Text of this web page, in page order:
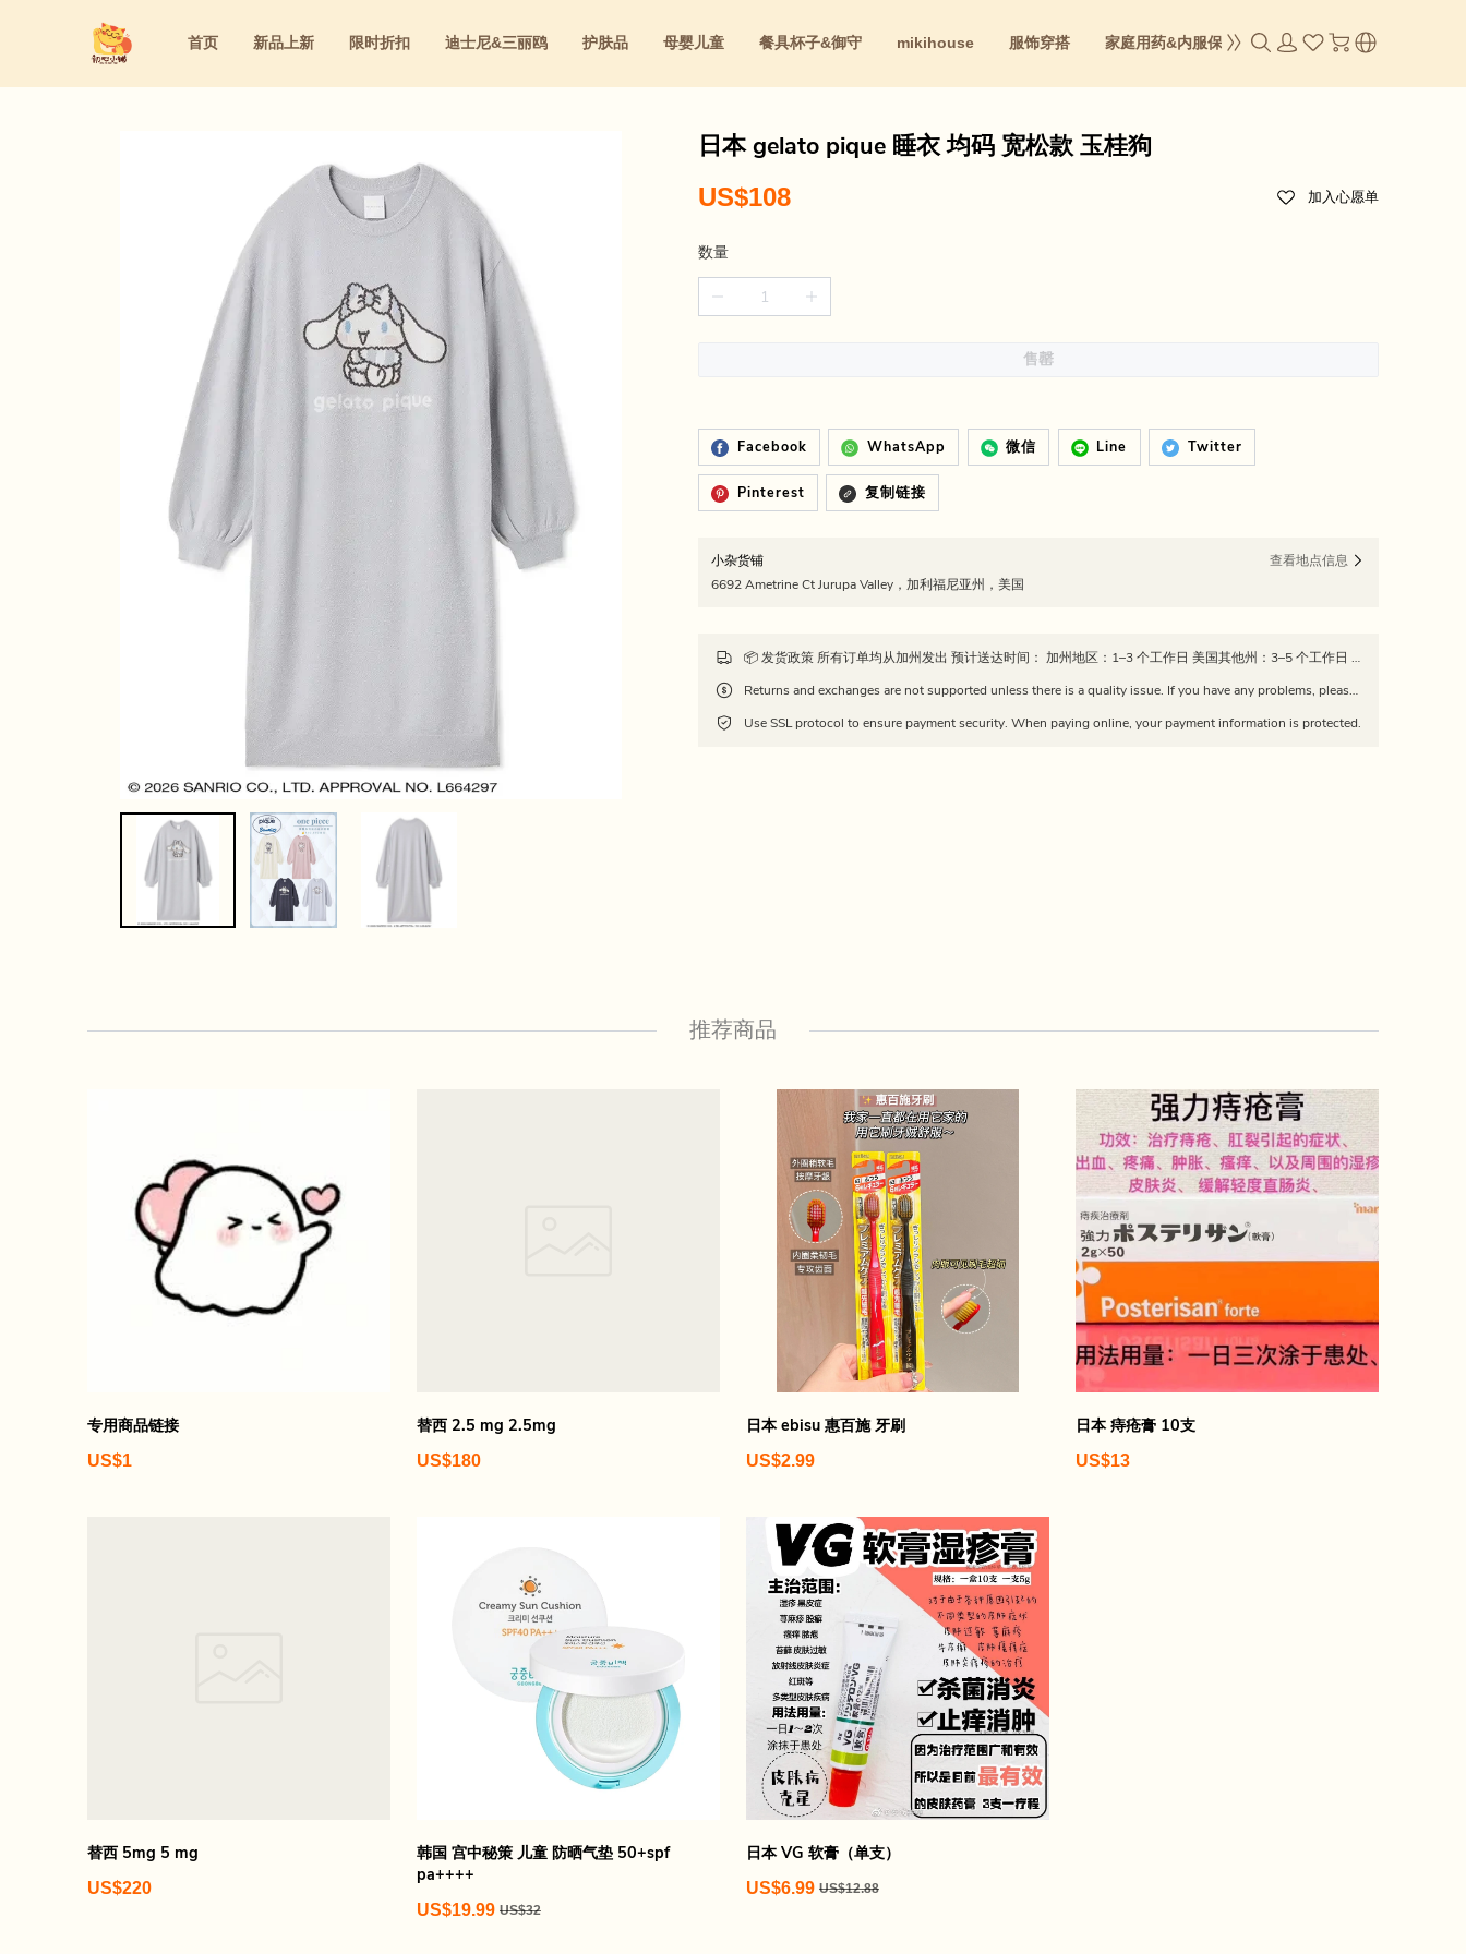
防晒&隔离&妆前乳
美容仪&美容工具&美妆道具
面膜&眼膜
洗护&身体护理&女性护理
首页 新品上新 限时折扣 迪士尼&三丽鸥 护肤品
防晒&隔离&妆前乳
美容仪&美容工具&美妆道具
面膜&眼膜
母婴儿童 餐具杯子&御守 mikihouse 服饰穿搭 家庭用药&内服保养 成人零食 身体&彩妆
洗护&身体护理&女性护理
日本 gelato pique 睡衣 均码 宽松款 玉桂狗
US$108 加入心愿单
数量
售罄
Facebook WhatsApp 微信 Line Twitter
Pinterest 复制链接
小杂货铺
6692 Ametrine Ct Jurupa Valley，加利福尼亚州，美国
查看地点信息
📦 发货政策 所有订单均从加州发出 预计送达时间： 加州地区：1–3 个工作日 美国其他州：3–5 个工作日 订单发货后，我们会提供物流追踪信息。 请注意：因快递公司延误、天气或节假日，实际送达时间可能有所不同。 Estimated delivery time: California: 1–3 business days Other U.S. states: 3–5 business days Tracking information will be provided once the order is shipped. Please note: delivery times may vary due to carrier delays, weather, or holidays.
Returns and exchanges are not supported unless there is a quality issue. If you have any problems, please feel free to contact us via WeChat: dajiang226688
Use SSL protocol to ensure payment security. When paying online, your payment information is protected.
推荐商品
专用商品链接
US$1
替西 2.5 mg 2.5mg
US$180
日本 ebisu 惠百施 牙刷
US$2.99
日本 痔疮膏 10支
US$13
替西 5mg 5 mg
US$220
韩国 宫中秘策 儿童 防晒气垫 50+spf
pa++++
US$19.99 US$32
日本 VG 软膏（单支）
US$6.99 US$12.88